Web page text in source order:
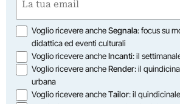
(Required)
Opzioni
Voglio ricevere ancheSegnala: focus su
didattica ed eventi culturali
Voglio ricevere ancheIncanti: il
Voglio ricevere ancheRender: il
urbana
Voglio ricevere ancheTailor: il